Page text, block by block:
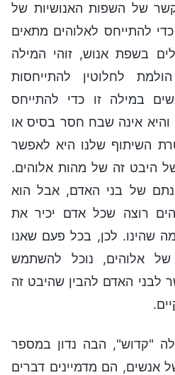
של השפות האנושיות של
כדי להתייחס לאלוהים מתאים
בשפת אנוש, זוהי המילה
לחלוטין להתייחסות
במילה זו כדי להתייחס
והיא אינה שבח חסר בסיס או
השיתוף שלנו היא לאפשר
היבט זה של מהות אלוהים.
של בני האדם, אבל הוא
רוצה שכל אדם יכיר את
שהינו. לכן, בכל פעם שאנו
של אלוהים, נוכל להשתמש
לבני האדם להבין שהיבט זה
"קדוש", הבה נדון במספר
אנשים, הם מדמיינים דברים